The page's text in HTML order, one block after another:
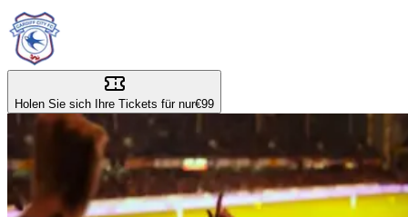
Holen Sie sich Ihre Tickets für nur€99